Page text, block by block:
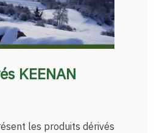
KEENAN
les produits dérivés